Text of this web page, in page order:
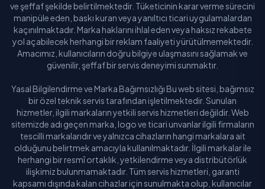
ve şeffaf şekilde belirtilmektedir. Tüketicinin karar verme sürecini
manipüle eden, baskı kuran veya yanıltıcı ticari uygulamalardan
kaçınılmaktadır. Marka haklarını ihlal eden veya haksız rekabete
yol açabilecek herhangi bir reklam faaliyeti yürütülmemektedir.
Amacımız, kullanıcıların doğru bilgiye ulaşmasını sağlamak ve
güvenilir, şeffaf bir servis deneyimi sunmaktır.
Yasal Bilgilendirme ve Marka Bağımsızlığı Bu web sitesi, bağımsız
bir özel teknik servis tarafından işletilmektedir. Sunulan
hizmetler, ilgili markaların yetkili servis hizmetleri değildir. Web
sitemizde adı geçen marka, logo ve ticari unvanlar ilgili firmaların
tescilli markalarıdır ve yalnızca cihazların hangi markalara ait
olduğunu belirtmek amacıyla kullanılmaktadır. İlgili markalar ile
herhangi bir resmî ortaklık, yetkilendirme veya distribütörlük
ilişkimiz bulunmamaktadır. Tüm servis hizmetleri, garanti
kapsamı dışında kalan cihazlar için sunulmakta olup, kullanıcılar